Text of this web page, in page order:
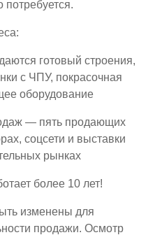
потребуется.
готовый строения,
с ЧПУ, покрасочная
оборудование
— пять продающих
соцсети и выставки
рынках
более 10 лет!
изменены для
продажи. Осмотр